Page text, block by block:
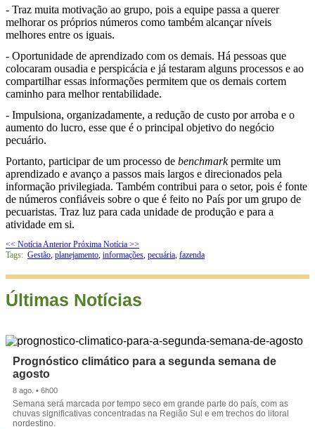
- Traz muita motivação ao grupo, pois a equipe passa a querer
melhorar os próprios números como também alcançar níveis
melhores entre os iguais.
- Oportunidade de aprendizado com os demais. Há pessoas que
colocaram ousadia e perspicácia e já testaram alguns processos e ao
compartilhar essas informações permitem que os demais cortem
caminho para melhor rentabilidade.
- Impulsiona, organizadamente, a redução de custo por arroba e o
aumento do lucro, esse que é o principal objetivo do negócio
pecuário.
Portanto, participar de um processo de benchmarkpermite um
aprendizado e avanço a passos mais largos e direcionados pela
informação privilegiada. Também contribui para o setor, pois é fonte
de números confiáveis sobre o que é feito no País por um grupo de
pecuaristas. Traz luz para cada unidade de produção e para a
atividade em si.
<< Notícia Anterior Próxima Notícia >>
Tags: Gestão, planejamento, informações, pecuária, fazenda
Últimas Notícias
Prognóstico climático para a segunda semana de
agosto
8 ago. • 6h00
Semana será marcada por tempo seco em grande parte do país, com as
chuvas significativas concentradas na Região Sul e em trechos do litoral
nordestino.